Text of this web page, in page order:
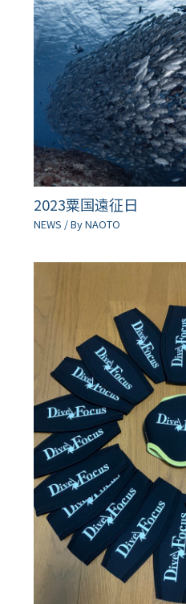
2023粟国遠征日
NEWS / ByNAOTO